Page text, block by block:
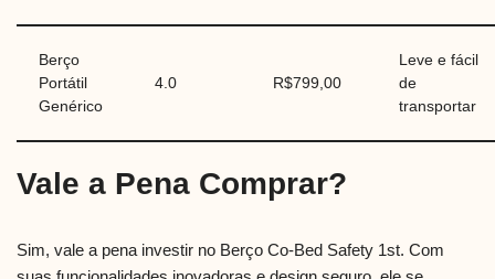
Berço
Portátil
Genérico
4.0 R$799,00
Leve e fácil
de
transportar
Vale a Pena Comprar?
Sim, vale a pena investir no Berço Co-Bed Safety 1st. Com